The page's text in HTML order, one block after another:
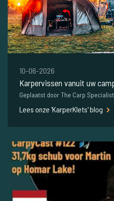
10-06-2026
Karpervissen vanuit uw
Geplaatst door The Carp Specialist
Lees onze 'KarperKlets' blog